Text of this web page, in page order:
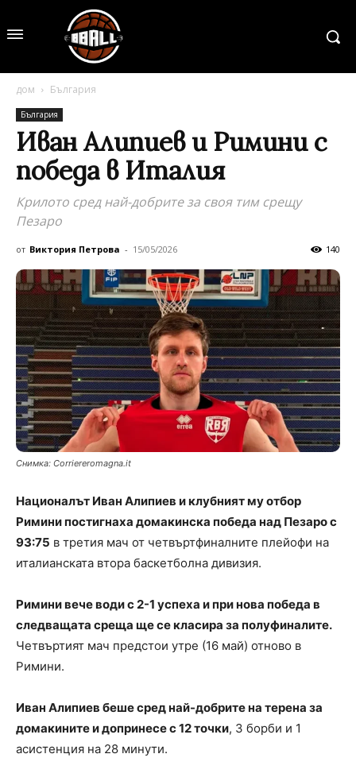
дом България
България
Иван Алипиев и Римини с
победа в Италия
Крилото сред най-добрите за своя тим срещу
Пезаро
от Виктория Петрова - 15/05/2026 140
Снимка: Сorriereromagna.it
Националът Иван Алипиев и клубният му отбор
Римини постигнаха домакинска победа над Пезаро с
93:75 в третия мач от четвъртфиналните плейофи на
италианската втора баскетболна дивизия.
Римини вече води с 2-1 успеха и при нова победа в
следващата среща ще се класира за полуфиналите.
Четвъртият мач предстои утре (16 май) отново в
Римини.
Иван Алипиев беше сред най-добрите на терена за
домакините и допринесе с 12 точки, 3 борби и 1
асистенция на 28 минути.